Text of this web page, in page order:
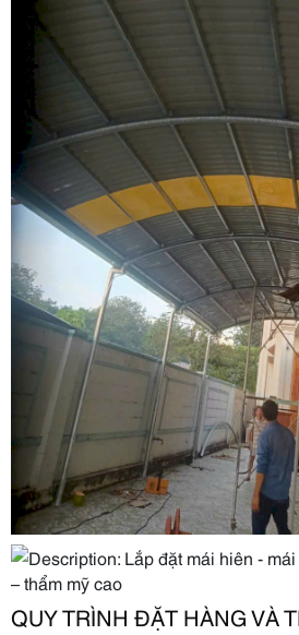
– thẩm mỹ cao
QUY TRÌNH ĐẶT HÀNG VÀ